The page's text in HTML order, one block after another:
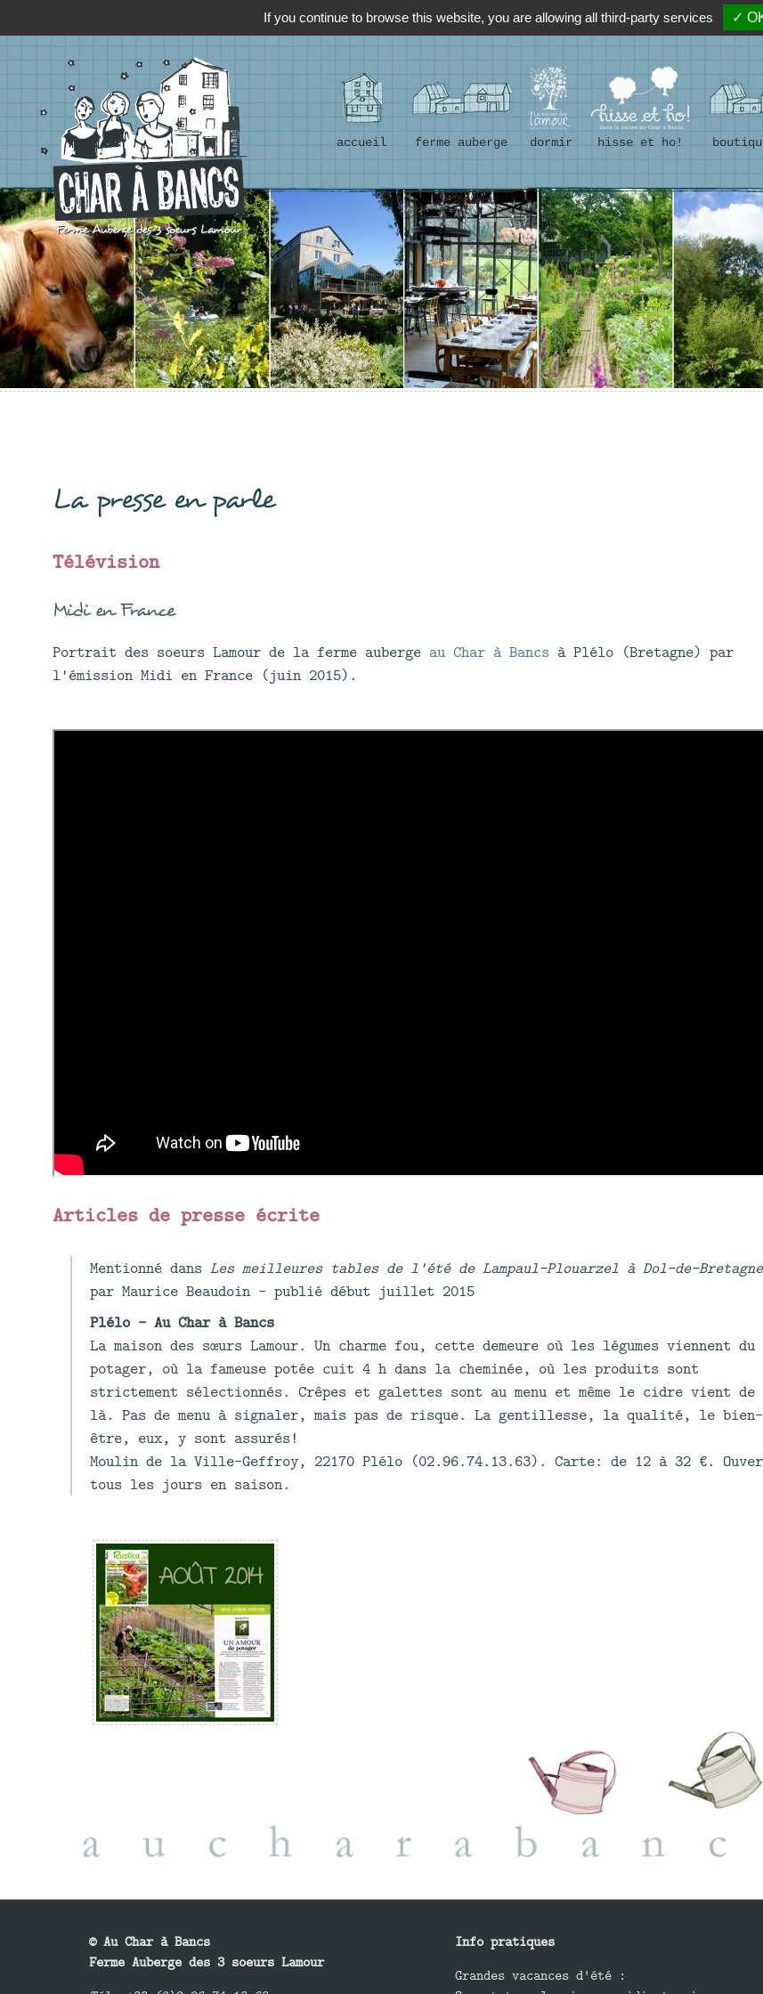
accueil ferme auberge dormir hisse et ho!
La presse en parle
Télévision
Midi en France
Portrait des soeurs Lamour de la ferme auberge au Char à Bancs à Plélo (Bretagne) par
l'émission Midi en France (juin 2015).
Articles de presse écrite
Mentionné dansLes meilleures tables de l'été de Lampaul-Plouarzel à Dol-de-Bretagne
par Maurice Beaudoin - publié début juillet 2015
Plélo - Au Char à Bancs
La maison des sœurs Lamour. Un charme fou, cette demeure où les légumes viennent du
potager, où la fameuse potée cuit 4 h dans la cheminée, où les produits sont
strictement sélectionnés. Crêpes et galettes sont au menu et même le cidre vient de
là. Pas de menu à signaler, mais pas de risque. La gentillesse, la qualité, le bien-
être, eux, y sont assurés!
Moulin de la Ville-Geffroy, 22170 Plélo (02.96.74.13.63). Carte: de 12 à 32 €.
tous les jours en saison.
© Au Char à Bancs
Ferme Auberge des 3 soeurs Lamour
Info pratiques
Grandes vacances d'été :
If you continue to browse this website, you are allowing all third-party services ✓